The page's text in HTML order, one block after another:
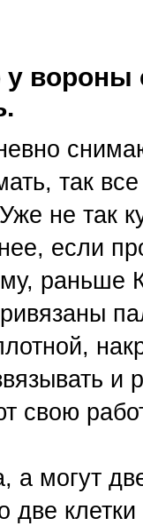
у
так
не так
если
раньше
и
свою
а могут
две